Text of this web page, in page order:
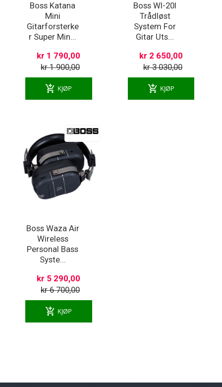
Boss Katana
Mini
Gitarforsterke
r Super Min...
kr 1 790,00
kr 1 900,00
add_shopping_cart KJØP
Boss Wl-20l
Trådløst
System For
Gitar Uts...
kr 2 650,00
kr 3 030,00
add_shopping_cart KJØP
Boss Waza Air
Wireless
Personal Bass
Syste...
kr 5 290,00
kr 6 700,00
add_shopping_cart KJØP